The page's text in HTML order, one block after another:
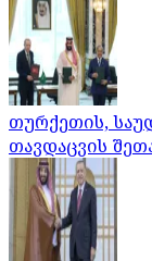
თურქეთის,
თავდაცვის